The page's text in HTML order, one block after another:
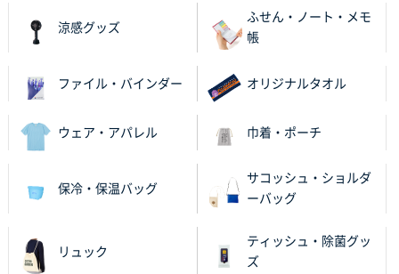
富山県O社様
uni ジェットストリーム 07
100枚
安い、早い
埼玉県G社様
兵庫県のお客様
100枚
涼感グッズ
ふせん・ノート・メモ
帳
ファイル・バインダー オリジナルタオル
ウェア・アパレル 巾着・ポーチ
保冷・保温バッグ
サコッシュ・ショルダ
ーバッグ
リュック
ティッシュ・除菌グッ
ズ